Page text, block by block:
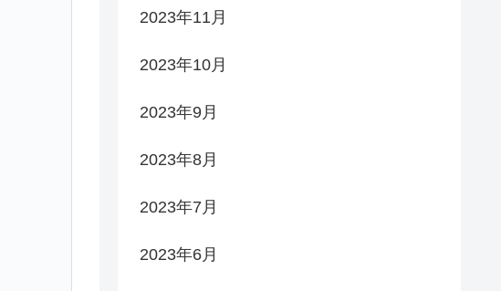
2023年11月
2023年10月
2023年9月
2023年8月
2023年7月
2023年6月